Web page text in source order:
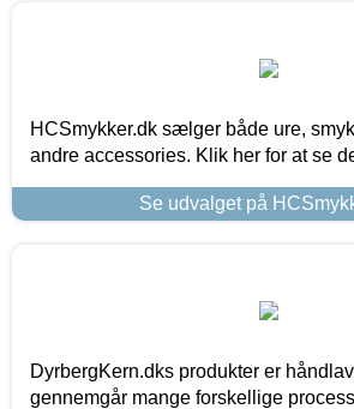
HCSmykker.dk sælger både ure,
andre accessories. Klik her for at se
Se udvalget på
DyrbergKern.dks produkter er
gennemgår mange forskellige